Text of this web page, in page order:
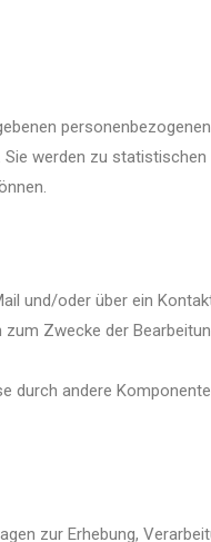
werden zu
und/oder über ein
Zwecke der
durch andere
zur Erhebung,